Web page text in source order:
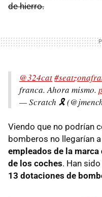
de hierro.
@324cat
franca. Ahora mismo.
— Scratch 🎗
Viendo que no podrían
bomberos no llegarían
empleados de la
de los coches. Han
13 dotaciones de